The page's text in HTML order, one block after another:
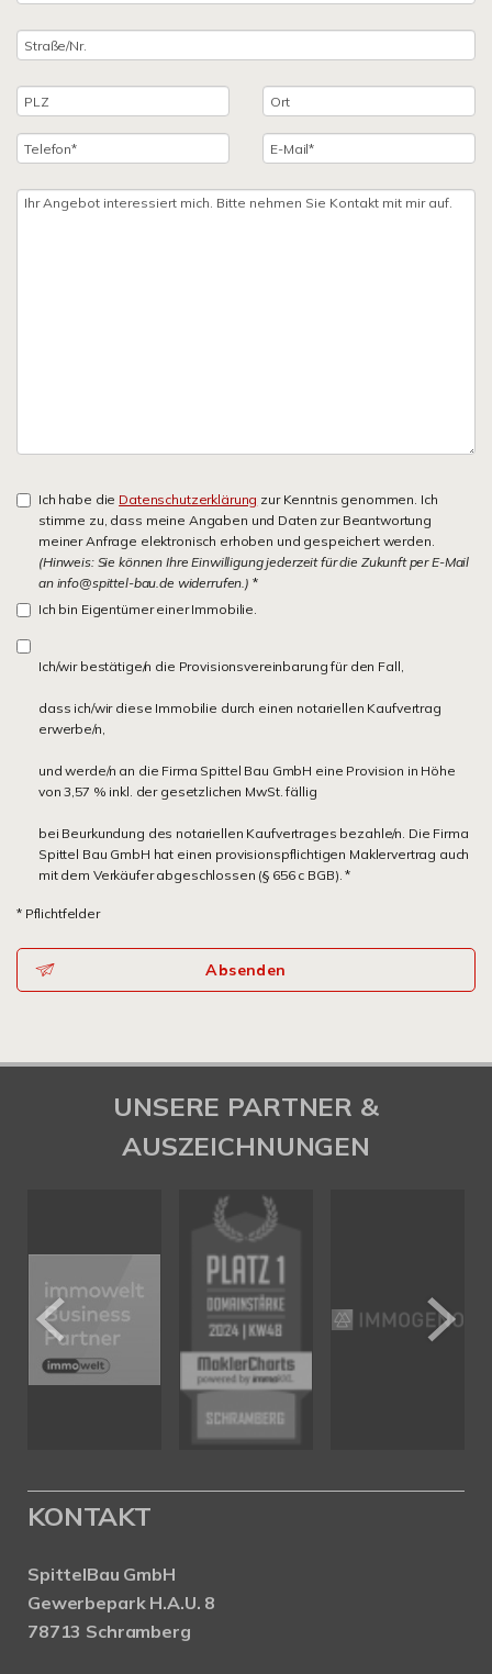
Ich habe die Datenschutzerklärung zur Kenntnis genommen. Ich
stimme zu, dass meine Angaben und Daten zur Beantwortung
meiner Anfrage elektronisch erhoben und gespeichert werden.
(Hinweis: Sie können Ihre Einwilligung jederzeit für die Zukunft per E-Mail
an info@spittel-bau.de widerrufen.) *
Ich bin Eigentümer einer Immobilie.
Ich/wir bestätige/n die Provisionsvereinbarung für den Fall,
dass ich/wir diese Immobilie durch einen notariellen Kaufvertrag
erwerbe/n,
und werde/n an die Firma Spittel Bau GmbH eine Provision in Höhe
von 3,57 % inkl. der gesetzlichen MwSt. fällig
bei Beurkundung des notariellen Kaufvertrages bezahle/n. Die Firma
Spittel Bau GmbH hat einen provisionspflichtigen Maklervertrag auch
mit dem Verkäufer abgeschlossen (§ 656 c BGB). *
* Pflichtfelder
Absenden
UNSERE PARTNER &
AUSZEICHNUNGEN
KONTAKT
SpittelBau GmbH
Gewerbepark H.A.U. 8
78713 Schramberg